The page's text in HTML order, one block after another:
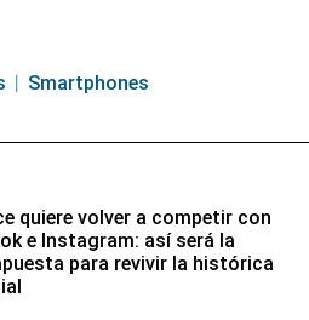
Smartphones
quiere volver a competir con
e Instagram: así será la
para revivir la histórica